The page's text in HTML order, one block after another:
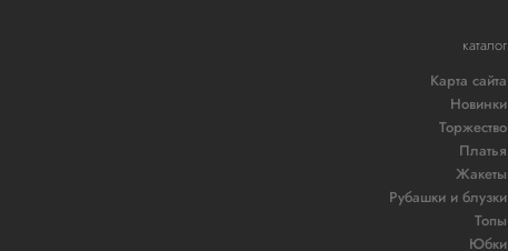
каталог
Карта сайта
Новинки
Торжество
Платья
Жакеты
Рубашки и блузки
Топы
Юбки